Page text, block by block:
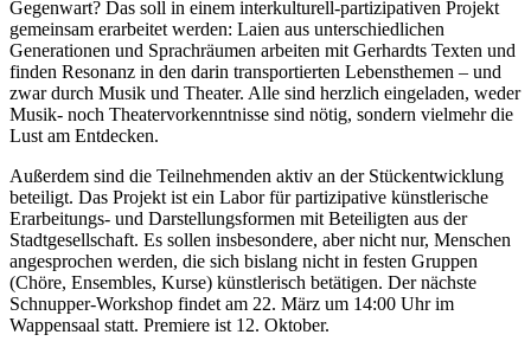
Gegenwart? Das soll in einem interkulturell-partizipativen Projekt
gemeinsam erarbeitet werden: Laien aus unterschiedlichen
Generationen und Sprachräumen arbeiten mit Gerhardts Texten und
finden Resonanz in den darin transportierten Lebensthemen – und
zwar durch Musik und Theater. Alle sind herzlich eingeladen, weder
Musik- noch Theatervorkenntnisse sind nötig, sondern vielmehr die
Lust am Entdecken.
Außerdem sind die Teilnehmenden aktiv an der Stückentwicklung
beteiligt. Das Projekt ist ein Labor für partizipative künstlerische
Erarbeitungs- und Darstellungsformen mit Beteiligten aus der
Stadtgesellschaft. Es sollen insbesondere, aber nicht nur, Menschen
angesprochen werden, die sich bislang nicht in festen Gruppen
(Chöre, Ensembles, Kurse) künstlerisch betätigen. Der nächste
Schnupper-Workshop findet am 22. März um 14:00 Uhr im
Wappensaal statt. Premiere ist 12. Oktober.